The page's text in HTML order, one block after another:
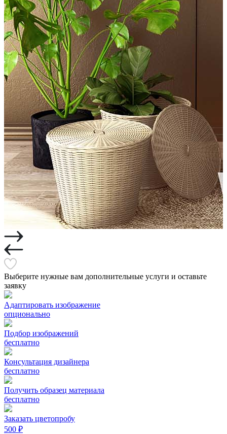
Выберите нужные вам дополнительные услуги и оставьте
заявку
Адаптировать изображение
опционально
Подбор изображений
бесплатно
Консультация дизайнера
бесплатно
Получить образец материала
бесплатно
Заказать цветопробу
500 ₽